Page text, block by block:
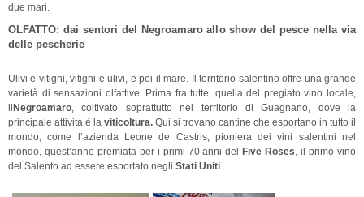
due mari.
OLFATTO: dai sentori del Negroamaro allo show del pesce nella via
delle pescherie
Ulivi e vitigni, vitigni e ulivi, e poi il mare. Il territorio salentino offre una grande
varietà di sensazioni olfattive. Prima fra tutte, quella del pregiato vino locale,
ilNegroamaro , coltivato soprattutto nel territorio di Guagnano, dove la
principale attività è la viticoltura. Qui si trovano cantine che esportano in tutto il
mondo, come l’azienda Leone de Castris, pioniera dei vini salentini nel
mondo, quest’anno premiata per i primi 70 anni delFive Roses , il primo vino
del Salento ad essere esportato negli Stati Uniti